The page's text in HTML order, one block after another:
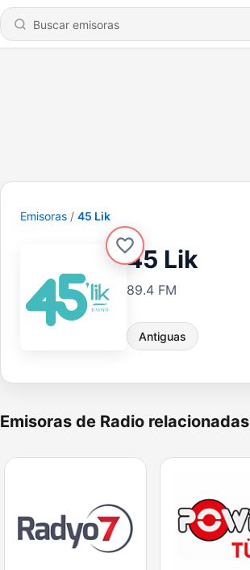
Emisoras 45 Lik
45 Lik
89.4 FM
Antiguas
Emisoras de Radio relacionadas